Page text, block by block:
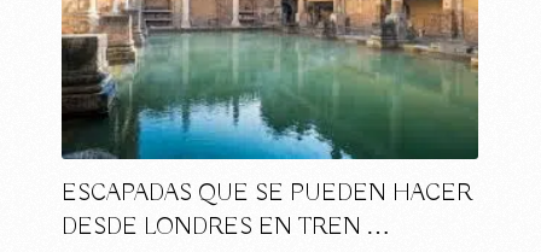
ESCAPADAS QUE SE PUEDEN HACER
DESDE LONDRES EN TREN …